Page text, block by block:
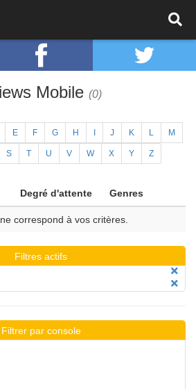
Mobile (0)
E F G H J K L M
S T U V W X Y Z
Degré d'attente Genres
correspond à vos critères.
Filtres actifs
Filtrer par console